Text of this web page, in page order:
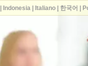
Indonesia| Italiano| 한국어